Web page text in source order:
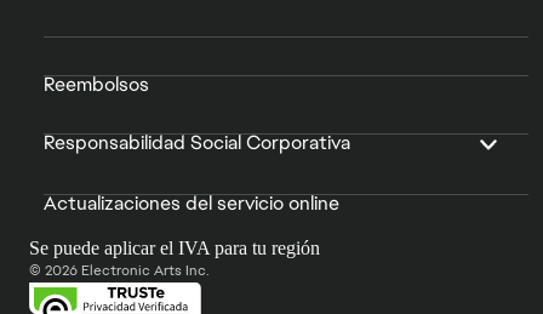
Reembolsos
Responsabilidad Social Corporativa
Actualizaciones del servicio online
Se puede aplicar el IVA para tu región
© 2026 Electronic Arts Inc.